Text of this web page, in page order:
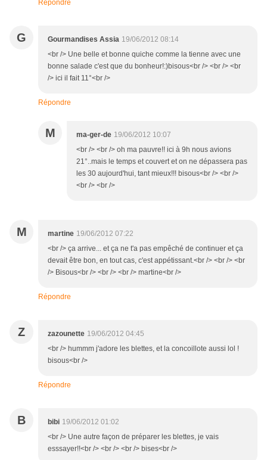
Répondre
G Gourmandises Assia 19/06/2012 08:14
<br /> Une belle et bonne quiche comme la tienne avec une
bonne salade c'est que du bonheur!:)bisous<br /> <br /> <br
/> ici il fait 11°<br />
Répondre
M ma-ger-de 19/06/2012 10:07
<br /> <br /> oh ma pauvre!! ici à 9h nous avions
21°..mais le temps et couvert et on ne dépassera pas
les 30 aujourd'hui, tant mieux!!! bisous<br /> <br />
<br /> <br />
M martine 19/06/2012 07:22
<br /> ça arrive... et ça ne t'a pas empêché de continuer et ça
devait être bon, en tout cas, c'est appétissant.<br /> <br /> <br
/> Bisous<br /> <br /> <br /> martine<br />
Répondre
Z zazounette 19/06/2012 04:45
<br /> hummm j'adore les blettes, et la concoillote aussi lol !
bisous<br />
Répondre
B bibi 19/06/2012 01:02
<br /> Une autre façon de préparer les blettes, je vais
esssayer!!<br /> <br /> <br /> bises<br />